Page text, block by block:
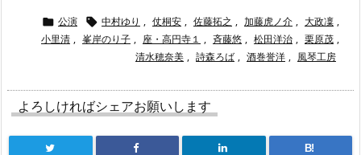
 公演  中村ゆり , 仗桐安 , 佐藤拓之 , 加藤虎ノ介 , 大政凜 ,
小里清 , 峯岸のり子 , 座・高円寺１ , 斉藤悠 , 松田洋治 , 栗原茂 ,
清水穂奈美 , 詩森ろば , 酒巻誉洋 , 風琴工房
よろしければシェアお願いします
B!